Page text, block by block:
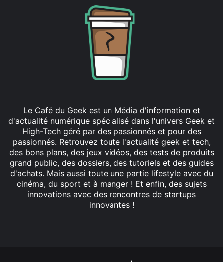
Le Café du Geek est un Média d'information et
d'actualité numérique spécialisé dans l'univers Geek et
High-Tech géré par des passionnés et pour des
passionnés. Retrouvez toute l'actualité geek et tech,
des bons plans, des jeux vidéos, des tests de produits
grand public, des dossiers, des tutoriels et des guides
d'achats. Mais aussi toute une partie lifestyle avec du
cinéma, du sport et à manger ! Et enfin, des sujets
innovations avec des rencontres de startups
innovantes !